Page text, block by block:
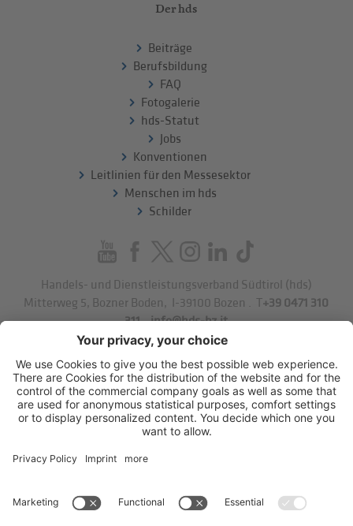
Der hds
Beiträge
Berufsbildung
FAQ
Fotogalerie
hds-Statut
Jobs
Konventionen
Leitlinien für den Messesektor
Menschen im hds
Schilder
Handels- und Dienstleistungsverband Südtirol (hds)
Mitterweg 5, Bozner Boden
I-39100 Bozen . T+39 0471 310
311.info@hds-bz.it
Impressum
Datenschutzerklärung
Cookie-Einstellungen
Sitemap